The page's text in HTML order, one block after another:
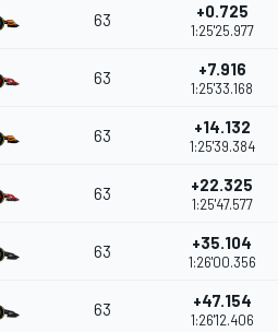
63 +0.725
1:25'25.977
63 +7.916
1:25'33.168
63 +14.132
1:25'39.384
63 +22.325
1:25'47.577
63 +35.104
1:26'00.356
63 +47.154
1:26'12.406